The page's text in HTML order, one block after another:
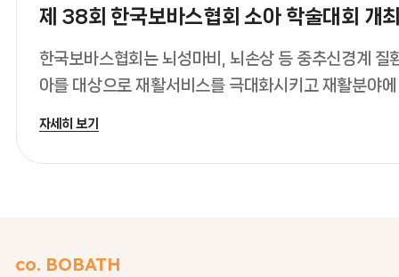
제 38회 한국보바스협회 소아 학술대회 개
한국보바스협회는 뇌성마비, 뇌손상 등 중추신경계 질
아를 대상으로 재활서비스를 극대화시키고 재활분야
자세히 보기
co. BOBATH